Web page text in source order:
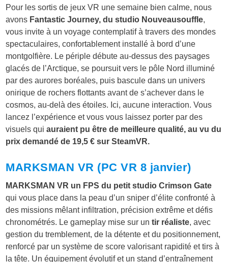
Pour les sortis de jeux VR une semaine bien calme, nous
avons Fantastic Journey, du studio Nouveausouffle,
vous invite à un voyage contemplatif à travers des mondes
spectaculaires, confortablement installé à bord d’une
montgolfière. Le périple débute au-dessus des paysages
glacés de l’Arctique, se poursuit vers le pôle Nord illuminé
par des aurores boréales, puis bascule dans un univers
onirique de rochers flottants avant de s’achever dans le
cosmos, au-delà des étoiles. Ici, aucune interaction. Vous
lancez l’expérience et vous vous laissez porter par des
visuels quiauraient pu être de meilleure qualité, au vu du
prix demandé de 19,5 € sur SteamVR.
MARKSMAN VR (PC VR 8 janvier)
MARKSMAN VR un FPS du petit studio Crimson Gate
qui vous place dans la peau d’un sniper d’élite confronté à
des missions mêlant infiltration, précision extrême et défis
chronométrés. Le gameplay mise sur untir réaliste, avec
gestion du tremblement, de la détente et du positionnement,
renforcé par un système de score valorisant rapidité et tirs à
la tête. Un équipement évolutif et un stand d’entraînement